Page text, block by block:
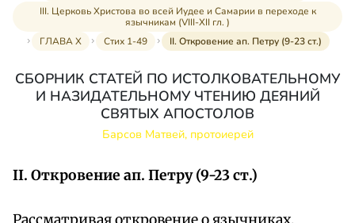
III. Церковь Христова во всей Иудее и Самарии в переходе к
язычникам (VIII-XII гл. )
ГЛАВА X
Стих 1-49 II. Откровение ап. Петру (9-23 ст.)
СБОРНИК СТАТЕЙ ПО ИСТОЛКОВАТЕЛЬНОМУ
И НАЗИДАТЕЛЬНОМУ ЧТЕНИЮ ДЕЯНИЙ
СВЯТЫХ АПОСТОЛОВ
Барсов Матвей, протоиерей
II. Откровение ап. Петру (9-23 ст.)